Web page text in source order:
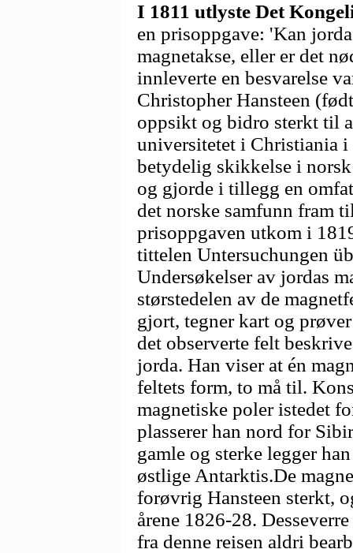
I 1811 utlyste Det
en prisoppgave: 'Kan
magnetakse, eller er det
innleverte en besvarelse
Christopher Hansteen
oppsikt og bidro sterkt til
universitetet i Christiania i
betydelig skikkelse i
og gjorde i tillegg en
det norske samfunn fram
prisoppgaven utkom i
tittelen Untersuchungen
Undersøkelser av jordas
størstedelen av de
gjort, tegner kart og
det observerte felt
jorda. Han viser at én
feltets form, to må til.
magnetiske poler istedet
plasserer han nord for
gamle og sterke legger
østlige Antarktis.De
forøvrig Hansteen sterkt,
årene 1826-28.
fra denne reisen aldri